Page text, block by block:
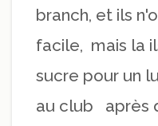
branch, et ils
facile, mais la
sucre pour un
au club après